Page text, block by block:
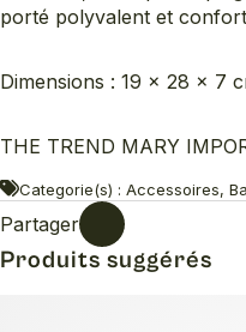
porté polyvalent et
Dimensions : 19 × 28 × 7
THE TREND MARY
Categorie(s) : Accessoires,
Partager
Produits suggérés